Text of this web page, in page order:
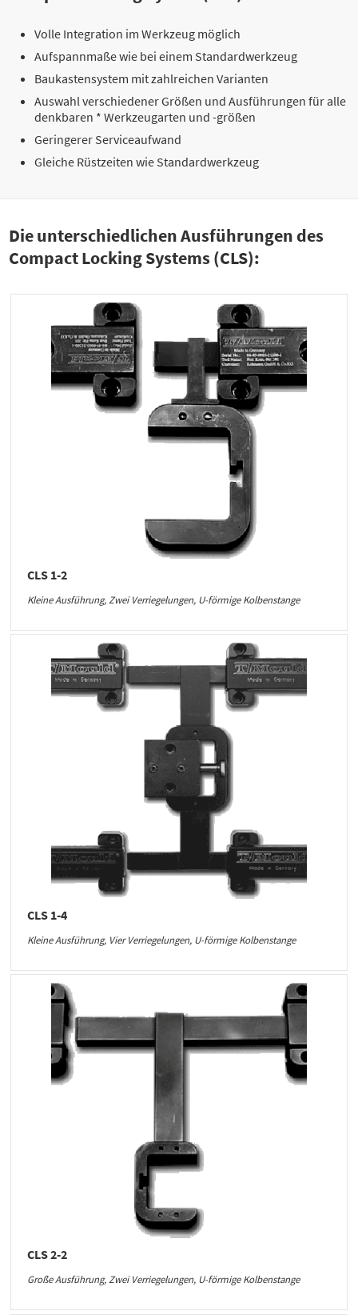
Volle Integration im Werkzeug möglich
Aufspannmaße wie bei einem Standardwerkzeug
Baukastensystem mit zahlreichen Varianten
Auswahl verschiedener Größen und Ausführungen für alle
denkbaren * Werkzeugarten und -größen
Geringerer Serviceaufwand
Gleiche Rüstzeiten wie Standardwerkzeug
Die unterschiedlichen Ausführungen des
Compact Locking Systems (CLS):
CLS 1-2
Kleine Ausführung, Zwei Verriegelungen, U-förmige Kolbenstange
CLS 1-4
Kleine Ausführung, Vier Verriegelungen, U-förmige Kolbenstange
CLS 2-2
Große Ausführung, Zwei Verriegelungen, U-förmige Kolbenstange